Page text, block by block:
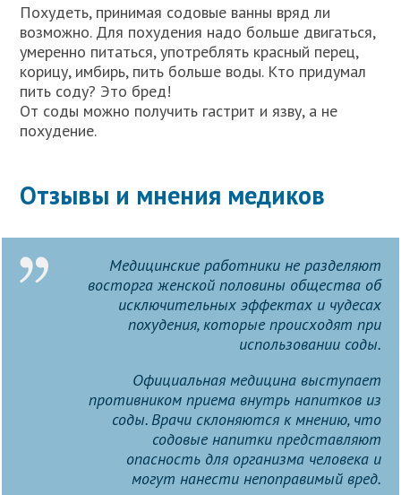
Похудеть, принимая содовые ванны вряд ли
возможно. Для похудения надо больше двигаться,
умеренно питаться, употреблять красный перец,
корицу, имбирь, пить больше воды. Кто придумал
пить соду? Это бред!
От соды можно получить гастрит и язву, а не
похудение.
Отзывы и мнения медиков
Медицинские работники не разделяют
восторга женской половины общества об
исключительных эффектах и чудесах
похудения, которые происходят при
использовании соды.
Официальная медицина выступает
противником приема внутрь напитков из
соды. Врачи склоняются к мнению, что
содовые напитки представляют
опасность для организма человека и
могут нанести непоправимый вред.